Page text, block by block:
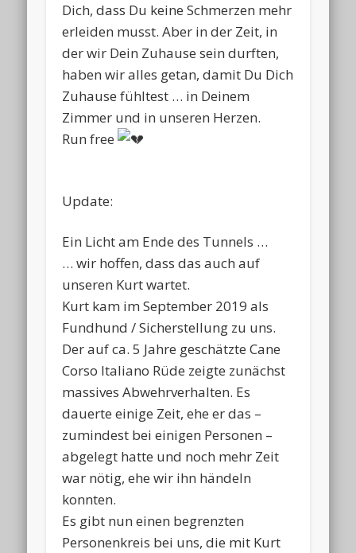
Dich, dass Du keine Schmerzen mehr
erleiden musst. Aber in der Zeit, in
der wir Dein Zuhause sein durften,
haben wir alles getan, damit Du Dich
Zuhause fühltest … in Deinem
Zimmer und in unseren Herzen.
Run free
Update:
Ein Licht am Ende des Tunnels …
… wir hoffen, dass das auch auf
unseren Kurt wartet.
Kurt kam im September 2019 als
Fundhund / Sicherstellung zu uns.
Der auf ca. 5 Jahre geschätzte Cane
Corso Italiano Rüde zeigte zunächst
massives Abwehrverhalten. Es
dauerte einige Zeit, ehe er das –
zumindest bei einigen Personen –
abgelegt hatte und noch mehr Zeit
war nötig, ehe wir ihn händeln
konnten.
Es gibt nun einen begrenzten
Personenkreis bei uns, die mit Kurt